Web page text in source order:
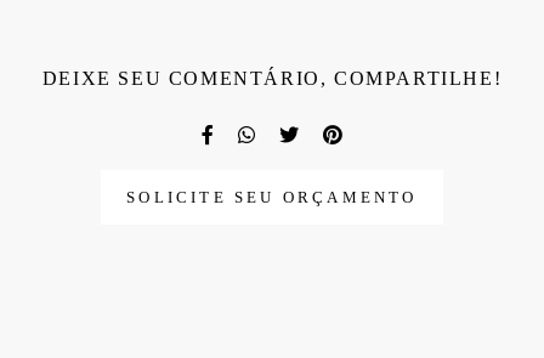
DEIXE SEU COMENTÁRIO, COMPARTILHE!
SOLICITE SEU ORÇAMENTO